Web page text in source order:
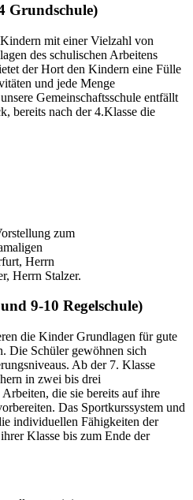
Grundschule)
mit einer Vielzahl von
des schulischen Arbeitens
der Hort den Kindern eine Fülle
und jede Menge
Gemeinschaftsschule entfällt
bereits nach der 4.Klasse die
zum
Herrn
Herrn Stalzer.
9-10 Regelschule)
die Kinder Grundlagen für gute
Die Schüler gewöhnen sich
Ab der 7. Klasse
in zwei bis drei
die sie bereits auf ihre
Das Sportkurssystem und
individuellen Fähigkeiten der
Klasse bis zum Ende der